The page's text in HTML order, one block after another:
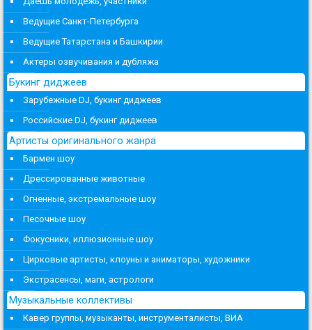
Ведущие Санкт-Петербурга
Ведущие Татарстана и Башкирии
Актеры озвучивания и дубляжа
Букинг диджеев
Зарубежные DJ, букинг диджеев
Российские DJ, букинг диджеев
Артисты оригинального жанра
Бармен шоу
Дрессированные животные
Огненные, экстремальные шоу
Песочные шоу
Фокусники, иллюзионные шоу
Цирковые артисты, клоуны и аниматоры, художники
Экстрасенсы, маги, астрологи
Музыкальные коллективы
Кавер группы, музыканты, инструменталисты, ВИА